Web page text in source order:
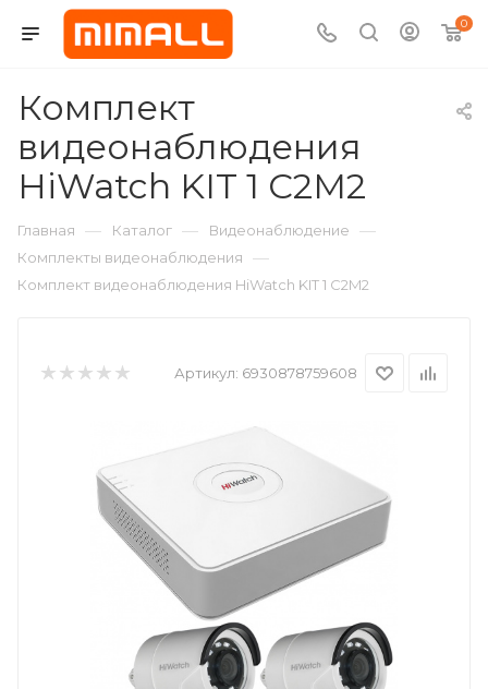
0
Комплект
видеонаблюдения
HiWatch KIT 1 C2M2
Главная — Каталог — Видеонаблюдение —
Комплекты видеонаблюдения —
Комплект видеонаблюдения HiWatch KIT 1 C2M2
Артикул: 6930878759608